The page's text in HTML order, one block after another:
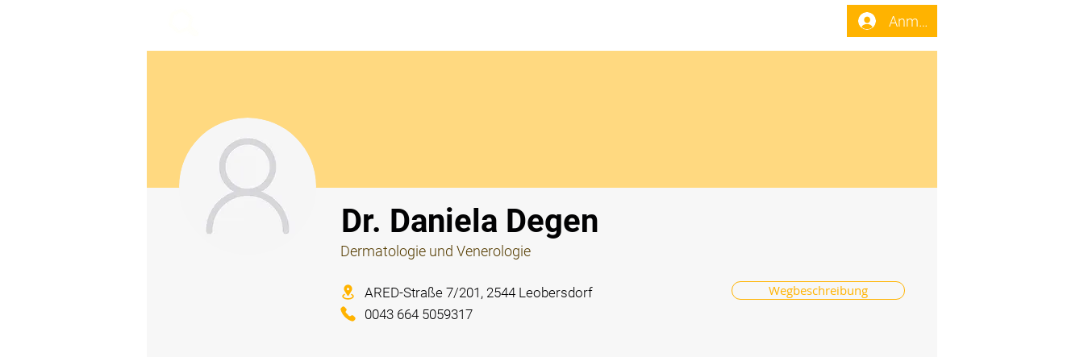
Anmelden
Dr. Daniela Degen
Dermatologie und Venerologie
Wegbeschreibung
ARED-Straße 7/201, 2544 Leobersdorf
0043 664 5059317